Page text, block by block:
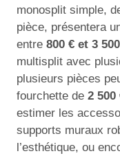
monosplit simple,
pièce, présentera
entre 800 € et 3
multisplit avec
plusieurs pièces
fourchette de 2 500
estimer les
supports muraux
l’esthétique, ou